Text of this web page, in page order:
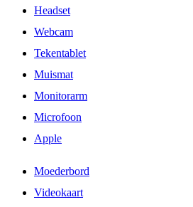
Headset
Webcam
Tekentablet
Muismat
Monitorarm
Microfoon
Apple
Moederbord
Videokaart